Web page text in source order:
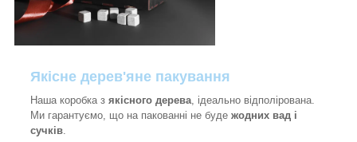
Якісне дерев'яне пакування
Наша коробка з якісного дерева , ідеально відполірована.
Ми гарантуємо, що на пакованні не буде жодних вад і
сучків